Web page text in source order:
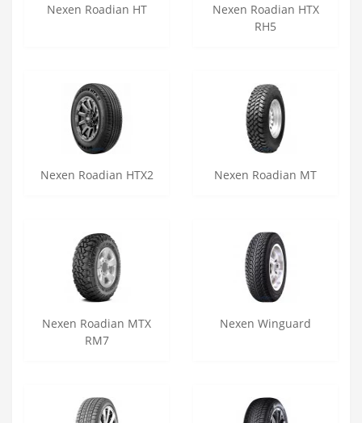
Nexen Roadian HT
Nexen Roadian HTX
RH5
Nexen Roadian HTX2 Nexen Roadian MT
Nexen Roadian MTX
RM7
Nexen Winguard